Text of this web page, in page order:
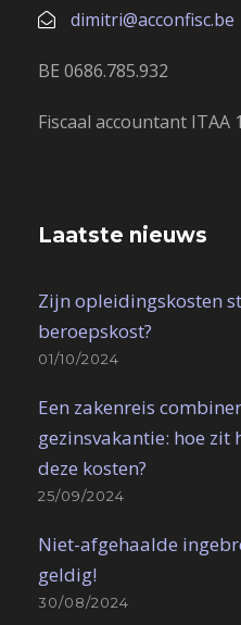
dimitri@acconfisc.be
BE 0686.785.932
Fiscaal accountant ITAA
Laatste nieuws
Zijn opleidingskosten
beroepskost?
01/10/2024
Een zakenreis
gezinsvakantie: hoe zit
deze kosten?
25/09/2024
Niet-afgehaalde
geldig!
30/08/2024